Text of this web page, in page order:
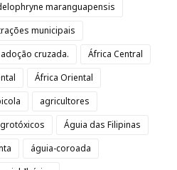
maranguapensis
municipais
adoção cruzada.
África Central
África Oriental
agricultores
Águia das Filipinas
águia-coroada